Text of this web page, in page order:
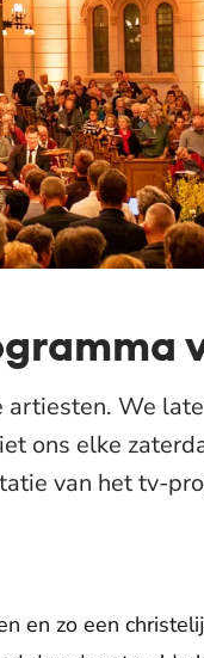
We
ons elke
van het tv-
en zo een